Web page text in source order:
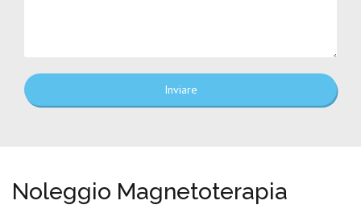
Inviare
Noleggio Magnetoterapia